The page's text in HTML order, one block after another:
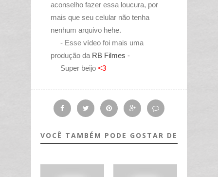
aconselho fazer essa loucura, por
mais que seu celular não tenha
nenhum arquivo hehe.
- Esse vídeo foi mais uma
produção da RB Filmes -
Super beijo <3
VOCÊ TAMBÉM PODE GOSTAR DE